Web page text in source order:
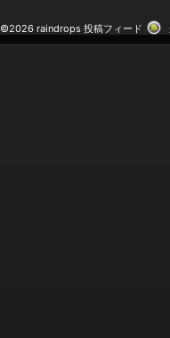
©2026 raindrops 投稿フィード